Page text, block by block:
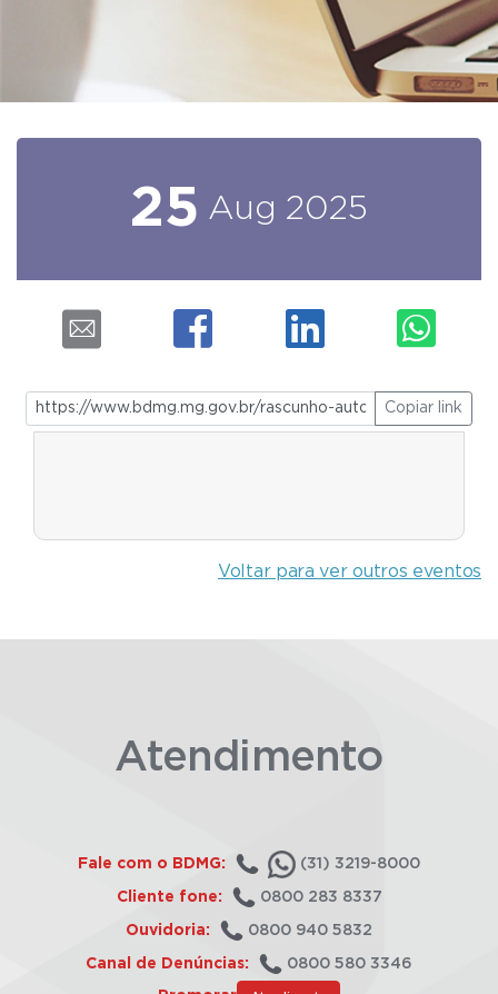
25 Aug 2025
Copiar link
Voltar para ver outros eventos
Atendimento
Fale com o BDMG: (31) 3219-8000
Cliente fone: 0800 283 8337
Ouvidoria: 0800 940 5832
Canal de Denúncias: 0800 580 3346